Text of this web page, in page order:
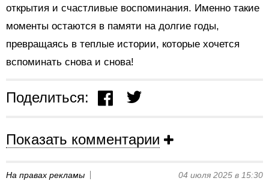
открытия и счастливые воспоминания. Именно такие
моменты остаются в памяти на долгие годы,
превращаясь в теплые истории, которые хочется
вспоминать снова и снова!
Поделиться:
Показать комментарии
На правах рекламы 04 июля 2025 в 15:30